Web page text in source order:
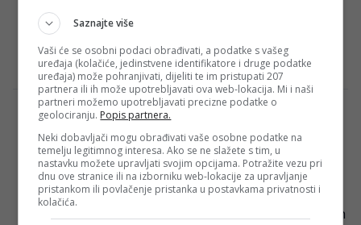
nazivom Svjetsko prvenstvo 2. Ovo bi bilo
drugo rangirano natjecanje…
Redakcija Sop·09/06/2024
Sjećate se reprezentativca koji je igrao s
Hibićem, Barbarezom, Bolićem; izgubio
novčanik pun eura, pa doživio šok…
Mirsad Hibić i Muhamed Konjić godinama
su bili standardni stoperski par u
bh.reprezentaciji. Bila je to jedna od najjačih
Saznajte više
Vaši će se osobni podaci obrađivati, a podatke s vašeg
uređaja (kolačiće, jedinstvene identifikatore i druge podatke
uređaja) može pohranjivati, dijeliti te im pristupati 207
partnera ili ih može upotrebljavati ova web-lokacija. Mi i naši
partneri možemo upotrebljavati precizne podatke o
geolociranju. Popis partnera.
Neki dobavljači mogu obrađivati vaše osobne podatke na
temelju legitimnog interesa. Ako se ne slažete s tim, u
nastavku možete upravljati svojim opcijama. Potražite vezu pri
dnu ove stranice ili na izborniku web-lokacije za upravljanje
pristankom ili povlačenje pristanka u postavkama privatnosti i
kolačića.